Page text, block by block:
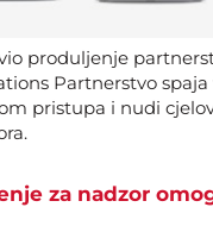
produljenje
Partnerstvo spaja
pristupa i nudi
za nadzor